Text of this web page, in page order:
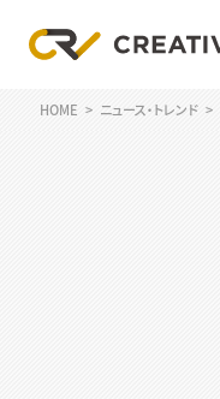
HOME ニュース・トレンド